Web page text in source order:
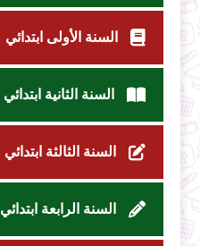
السنة الأولى ابتدائي
السنة الثانية ابتدائي
السنة الثالثة ابتدائي
السنة الرابعة ابتدائي